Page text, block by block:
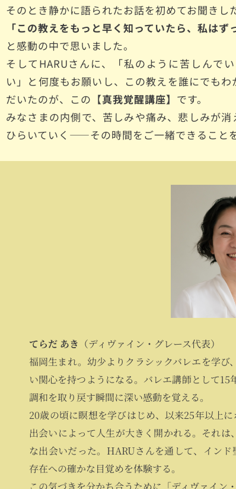
そのとき静かに語られたお話を初めてお聞きし
「この教えをもっと早く知っていたら、私はず
と感動の中で思いました。
そしてHARUさんに、「私のように苦しんで
い」と何度もお願いし、この教えを誰にでも
だいたのが、
この【真我覚醒講座】 です。
みなさまの内側で、苦しみや痛み、悲しみが
ひらいていく——その時間をご一緒できること
てらだ あき （ディヴァイン・グレース代表）
福岡生まれ。幼少よりクラシックバレエを学
い関心を持つようになる。バレエ講師として
調和を取り戻す瞬間に深い感動を覚える。
20歳の頃に瞑想を学びはじめ、以来25年以上
出会いによって人生が大きく開かれる。それは
な出会いだった。HARUさんを通して、イン
存在への確かな目覚めを体験する。
この気づきを分かち合うために「ディヴァイン